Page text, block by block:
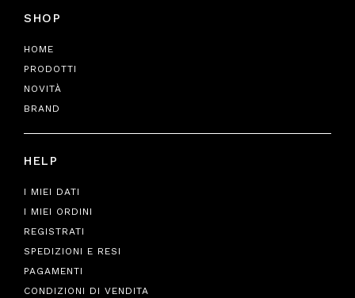
SHOP
HOME
PRODOTTI
NOVITÀ
BRAND
HELP
I MIEI DATI
I MIEI ORDINI
REGISTRATI
SPEDIZIONI E RESI
PAGAMENTI
CONDIZIONI DI VENDITA